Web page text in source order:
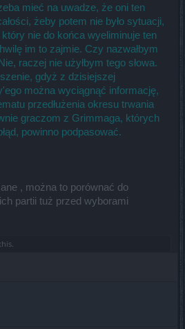
mieć na uwadze, że oni ten
żeby potem nie było sytuacji,
nie do końca wyeliminuje ten
im to zajmie. Czy nazwałbym
raczej nie użyłbym tego słowa.
gdyż z dzisiejszej
można wyciągnąć informację,
przedłużenia okresu trwania
graczom z Grimmaga, których
powinno podpasować.
, można to porównać do
partii tuż przed wyborami